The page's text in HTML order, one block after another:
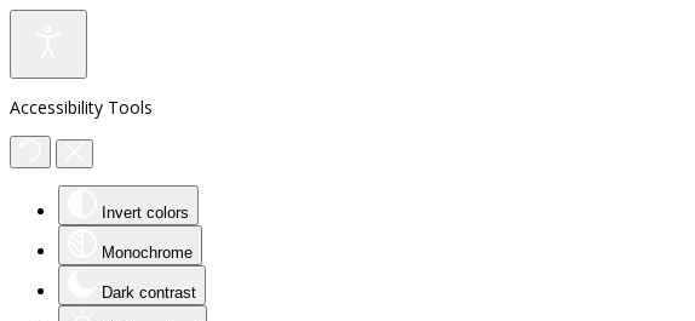
Accessibility Tools
Invert colors
Monochrome
Dark contrast